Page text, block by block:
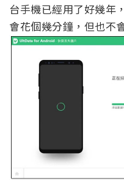
台手機已經用了好幾年
會花個幾分鐘，但也不